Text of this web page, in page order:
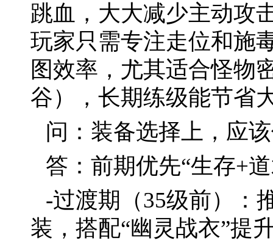
跳血，大大减少主动攻
玩家只需专注走位和施
图效率，尤其适合怪物
谷），长期练级能节省
问：装备选择上，应
答：前期优先“生存+
-过渡期（35级前）：
装，搭配“幽灵战衣”提